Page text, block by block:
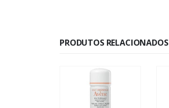
PRODUTOS RELACIONADOS